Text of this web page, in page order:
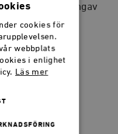
som omgav
IV Adolf.
cookies för
webbplats
i enlighet
Läs mer